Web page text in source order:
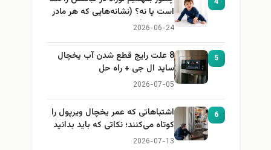
است یا نه؟ (نشانه‌هایی که هر مادر
باید بداند)
2026-06-24
5
8 علت رایج قطع شدن آب یخچال
ساید ال جی + راه حل
2026-07-05
6
اشتباهاتی که عمر یخچال ویرپول را
کوتاه می‌کنند؛ نکاتی که باید بدانید
2026-07-13